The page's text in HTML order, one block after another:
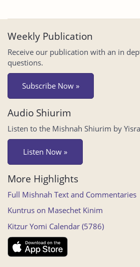
Weekly Publication
Receive our publication with an in
questions.
Subscribe Now »
Audio Shiurim
Listen to the Mishnah Shiurim by
Listen Now »
More Highlights
Full Mishnah Text and Commentaries
Kuntrus on Masechet Kinim
Kitzur Yomi Calendar (5786)